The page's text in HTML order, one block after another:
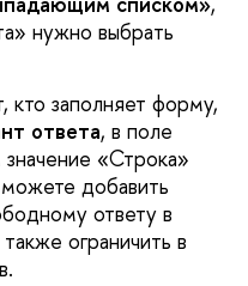
нужно выбрать
кто заполняет форму,
ответа, в поле
«Строка»
добавить
ответу в
ограничить в